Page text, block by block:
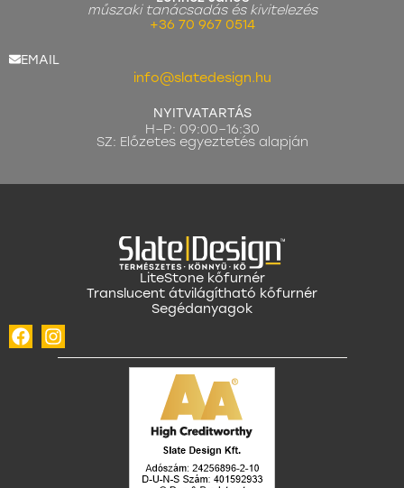
műszaki tanácsadás és kivitelezés
+36 70 967 0514
EMAIL
info@slatedesign.hu
NYITVATARTÁS
H–P: 09:00–16:30
SZ: Előzetes egyeztetés alapján
LiteStone kőfurnér
Translucent átvilágítható kőfurnér
Segédanyagok